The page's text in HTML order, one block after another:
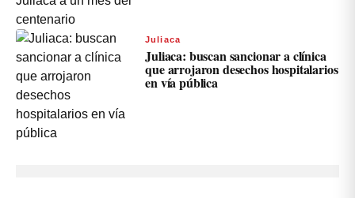
Juliaca
Juliaca: buscan sancionar a clínica
que arrojaron desechos hospitalarios
en vía pública